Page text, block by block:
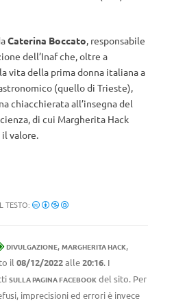
Caterina Boccato, responsabile
dell’Inaf che, oltre a
vita della prima donna italiana a
(quello di Trieste),
chiacchierata all’insegna del
di cui Margherita Hack
valore.
TESTO:
DIVULGAZIONE, MARGHERITA HACK,
il 08/12/2022alle20:16. I
SULLA PAGINA FACEBOOK del sito. Per
imprecisioni ed errori è invece